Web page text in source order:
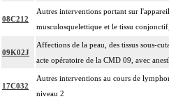
08C212
Autres interventions portant sur l'appareil
musculosquelettique et le tissu
09K02J
Affections de la peau, des tissus sous-
acte opératoire de la CMD 09, avec
17C032
Autres interventions au cours de
niveau 2